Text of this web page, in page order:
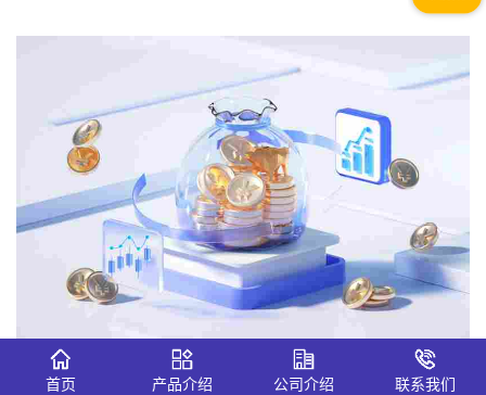
立即注册体验舆情监测系统 →
首页 产品介绍 公司介绍 联系我们